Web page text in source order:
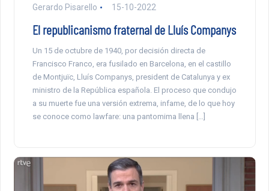
Gerardo Pisarello 15-10-2022
El republicanismo fraternal de Lluís Companys
Un 15 de octubre de 1940, por decisión directa de
Francisco Franco, era fusilado en Barcelona, en el castillo
de Montjuïc, Lluís Companys, president de Catalunya y ex
ministro de la República española. El proceso que condujo
a su muerte fue una versión extrema, infame, de lo que hoy
se conoce como lawfare: una pantomima llena […]